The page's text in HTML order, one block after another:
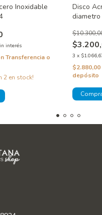
Inoxidable
interés
Transferencia o
2 en stock!
Disco
diametro
3 x
$2.880,00
depósito